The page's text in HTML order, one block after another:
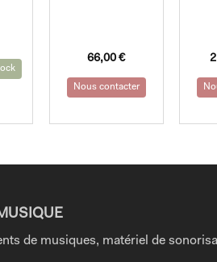
66,00€
Nous contacter
de musiques, matériel de